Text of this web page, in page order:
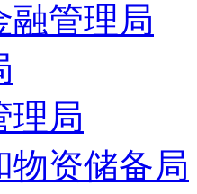
融管理局
理局
物资储备局